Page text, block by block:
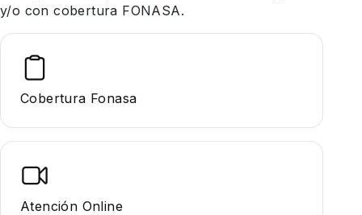
y/o con cobertura FONASA.
Cobertura Fonasa
Atención Online